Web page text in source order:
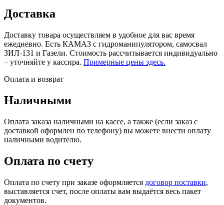
Доставка
Доставку товара осуществляем в удобное для вас время
ежедневно. Есть КАМАЗ с гидроманипулятором, самосвал
ЗИЛ-131 и Газели. Стоимость рассчитывается индивидуально
– уточняйте у кассира. Примерные цены здесь.
Оплата и возврат
Наличными
Оплата заказа наличными на кассе, а также (если заказ с
доставкой оформлен по телефону) вы можете внести оплату
наличными водителю.
Оплата по счету
Оплата по счету при заказе оформляется договор поставки,
выставляется счет, после оплаты вам выдаётся весь пакет
документов.